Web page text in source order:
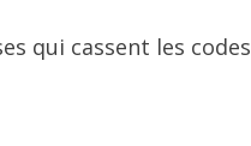
qui cassent les codes